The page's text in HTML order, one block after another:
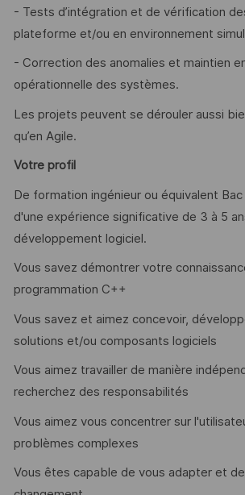
- Tests d’intégration et de vérification
plateforme et/ou en environnement
- Correction des anomalies et maintien
opérationnelle des systèmes.
Les projets peuvent se dérouler aussi
qu’en Agile.
Votre profil
De formation ingénieur ou équivalent
d'une expérience significative de 3 à 5
développement logiciel.
Vous savez démontrer votre
programmation C++
Vous savez et aimez concevoir,
solutions et/ou composants logiciels
Vous aimez travailler de manière
recherchez des responsabilités
Vous aimez vous concentrer sur
problèmes complexes
Vous êtes capable de vous adapter et